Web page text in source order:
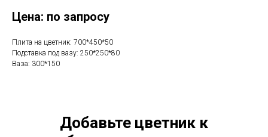
Цена: по запросу
Плита на цветник: 700*450*50
Подставка под вазу: 250*250*80
Ваза: 300*150
Добавьте цветник к